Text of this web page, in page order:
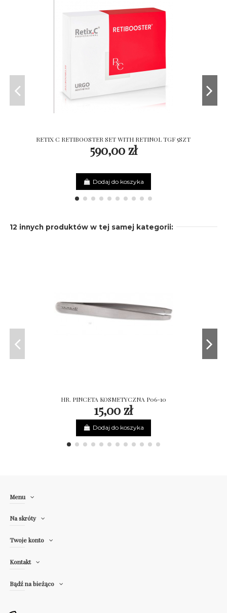
RETIX C RETIBOOSTER SET WITH RETINOL TGF 5SZT
590,00 zł
Dodaj do koszyka
12 innych produktów w tej samej kategorii:
HR. PINCETA KOSMETYCZNA P06-10
15,00 zł
Dodaj do koszyka
Menu
Na skróty
Twoje konto
Kontakt
Bądź na bieżąco